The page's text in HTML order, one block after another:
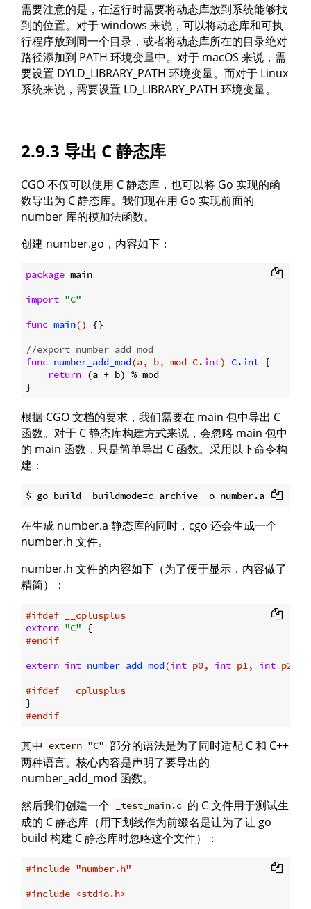
需要注意的是，在运行时需要将动态库放到系统能够找
到的位置。对于 windows 来说，可以将动态库和可执
行程序放到同一个目录，或者将动态库所在的目录绝对
路径添加到 PATH 环境变量中。对于 macOS 来说，需
要设置 DYLD_LIBRARY_PATH 环境变量。而对于 Linux
系统来说，需要设置 LD_LIBRARY_PATH 环境变量。
2.9.3 导出 C 静态库
CGO 不仅可以使用 C 静态库，也可以将 Go 实现的函
数导出为 C 静态库。我们现在用 Go 实现前面的
number 库的模加法函数。
创建 number.go，内容如下：
package main
import "C"
func main()
{}
//export number_add_mod
func number_add_mod(a, b, mod C.int) C.int {
return (a + b) % mod
根据 CGO 文档的要求，我们需要在 main 包中导出 C
函数。对于 C 静态库构建方式来说，会忽略 main 包中
的 main 函数，只是简单导出 C 函数。采用以下命令构
建：
在生成 number.a 静态库的同时，cgo 还会生成一个
number.h 文件。
number.h 文件的内容如下（为了便于显示，内容做了
精简）：
#ifdef __cplusplus
extern "C"
#endif
extern int number_add_mod(int p0, int p1, int p2)
#ifdef __cplusplus
#endif
其中 extern "C" 部分的语法是为了同时适配 C 和 C++
两种语言。核心内容是声明了要导出的
number_add_mod 函数。
然后我们创建一个
_test_main.c 的 C 文件用于测试生
成的 C 静态库（用下划线作为前缀名是让为了让 go
build 构建 C 静态库时忽略这个文件）：
#include "number.h"
#include <stdio.h>